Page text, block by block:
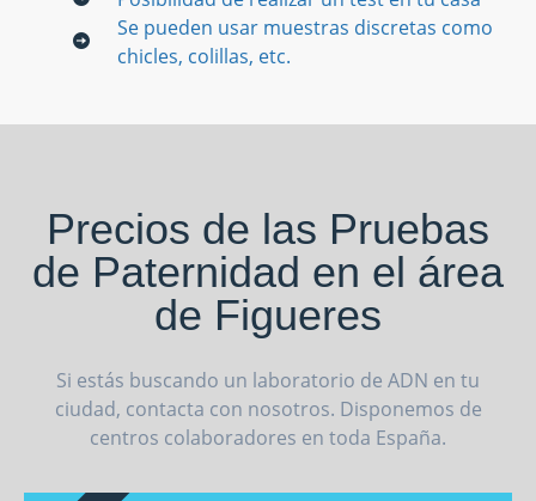
Se pueden usar muestras discretas como
chicles, colillas, etc.
Precios de las Pruebas
de Paternidad en el área
de Figueres
Si estás buscando un laboratorio de ADN en tu
ciudad, contacta con nosotros. Disponemos de
centros colaboradores en toda España.